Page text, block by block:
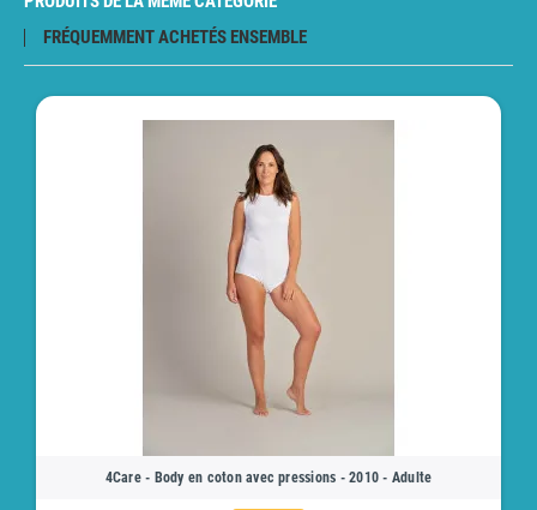
FRÉQUEMMENT ACHETÉS ENSEMBLE
4Care - Body en coton avec pressions - 2010 - Adulte